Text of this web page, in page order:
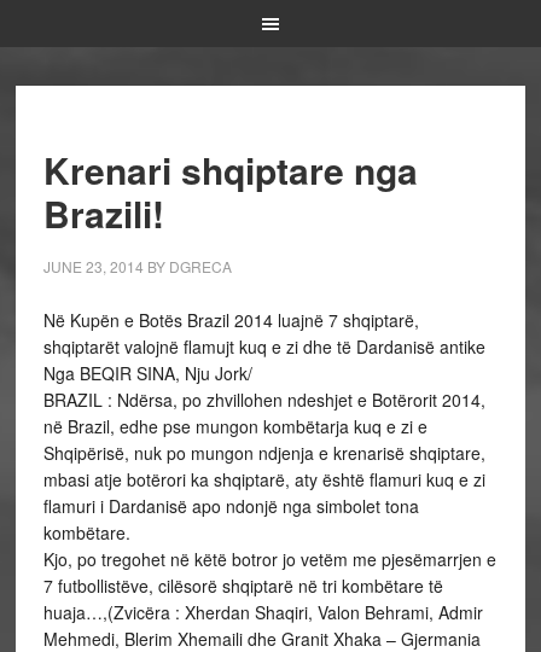
Krenari shqiptare nga
Brazili!
JUNE 23, 2014 BY DGRECA
Në Kupën e Botës Brazil 2014 luajnë 7 shqiptarë,
shqiptarët valojnë flamujt kuq e zi dhe të Dardanisë antike
Nga BEQIR SINA, Nju Jork/
BRAZIL : Ndërsa, po zhvillohen ndeshjet e Botërorit 2014,
në Brazil, edhe pse mungon kombëtarja kuq e zi e
Shqipërisë, nuk po mungon ndjenja e krenarisë shqiptare,
mbasi atje botërori ka shqiptarë, aty është flamuri kuq e zi
flamuri i Dardanisë apo ndonjë nga simbolet tona
kombëtare.
Kjo, po tregohet në këtë botror jo vetëm me pjesëmarrjen e
7 futbollistëve, cilësorë shqiptarë në tri kombëtare të
huaja…,(Zvicëra : Xherdan Shaqiri, Valon Behrami, Admir
Mehmedi, Blerim Xhemaili dhe Granit Xhaka – Gjermania